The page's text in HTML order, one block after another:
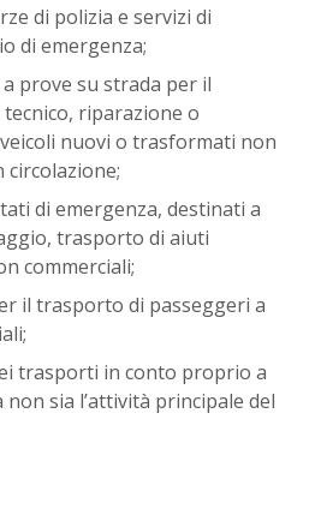
di polizia e servizi di
di emergenza;
prove su strada per il
riparazione o
nuovi o trasformati non
circolazione;
di emergenza, destinati a
trasporto di aiuti
commerciali;
il trasporto di passeggeri a
trasporti in conto proprio a
sia l’attività principale del